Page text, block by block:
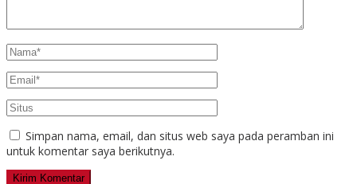
Simpan nama, email, dan situs web saya pada peramban ini
untuk komentar saya berikutnya.